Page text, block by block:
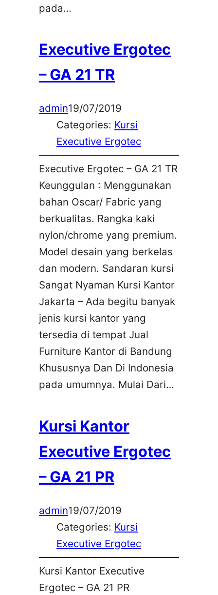
pada…
Executive Ergotec
– GA 21 TR
admin19/07/2019
Categories: Kursi
Executive Ergotec
Executive Ergotec – GA 21 TR
Keunggulan : Menggunakan
bahan Oscar/ Fabric yang
berkualitas. Rangka kaki
nylon/chrome yang premium.
Model desain yang berkelas
dan modern. Sandaran kursi
Sangat Nyaman Kursi Kantor
Jakarta – Ada begitu banyak
jenis kursi kantor yang
tersedia di tempat Jual
Furniture Kantor di Bandung
Khususnya Dan Di Indonesia
pada umumnya. Mulai Dari…
Kursi Kantor
Executive Ergotec
– GA 21 PR
admin19/07/2019
Categories: Kursi
Executive Ergotec
Kursi Kantor Executive
Ergotec – GA 21 PR